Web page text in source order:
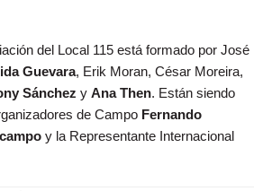
del Local 115 está formado por José
Guevara, Erik Moran, César Moreira,
Sánchez y Ana Then. Están siendo
de Campo Fernando
y la Representante Internacional